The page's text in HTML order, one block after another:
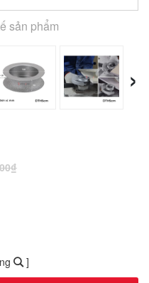
sản phẩm
›
]